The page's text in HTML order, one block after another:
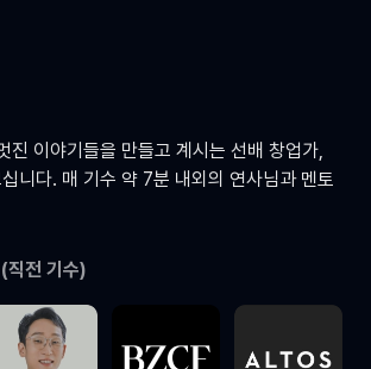
진 이야기들을 만들고 계시는 선배 창업가,
니다. 매 기수 약 7분 내외의 연사님과 멘토
(직전 기수)